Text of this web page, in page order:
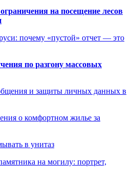
на посещение лесов
почему «пустой» отчет — это
по разгону массовых
и защиты личных данных в
о комфортном жилье за
в унитаз
на могилу: портрет,